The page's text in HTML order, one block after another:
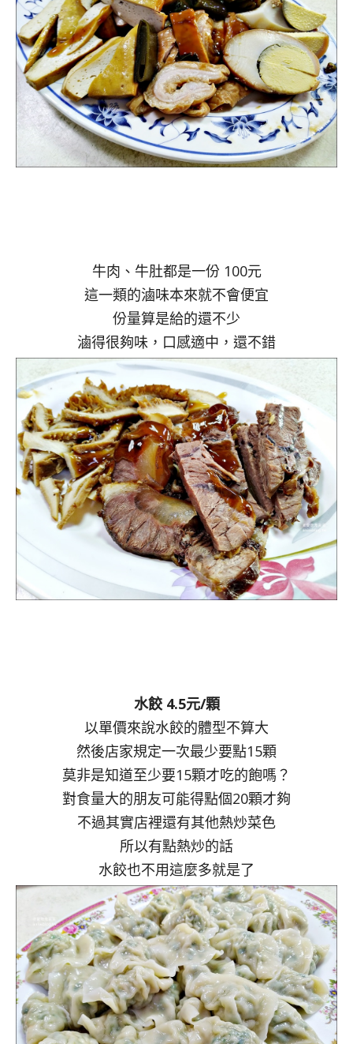
牛肉、牛肚都是一份 100元
這一類的滷味本來就不會便宜
份量算是給的還不少
滷得很夠味，口感適中，還不錯
水餃 4.5元/顆
以單價來說水餃的體型不算大
然後店家規定一次最少要點15顆
莫非是知道至少要15顆才吃的飽嗎？
對食量大的朋友可能得點個20顆才夠
不過其實店裡還有其他熱炒菜色
所以有點熱炒的話
水餃也不用這麼多就是了